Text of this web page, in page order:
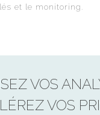
et le monitoring.
VOS
VOS